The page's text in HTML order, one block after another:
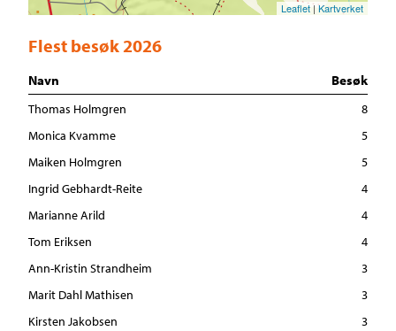
Leaflet| Kartverket
Flest besøk 2026
Navn Besøk
Thomas Holmgren
8
Monica Kvamme
5
Maiken Holmgren
5
Ingrid Gebhardt-Reite
4
Marianne Arild
4
Tom Eriksen
4
Ann-Kristin Strandheim
3
Marit Dahl Mathisen
3
Kirsten Jakobsen
3